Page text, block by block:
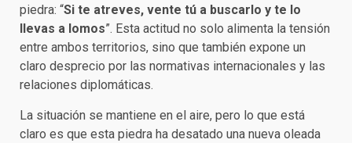
piedra: “Si te atreves, vente tú a buscarlo y te lo
llevas a lomos”. Esta actitud no solo alimenta la tensión
entre ambos territorios, sino que también expone un
claro desprecio por las normativas internacionales y las
relaciones diplomáticas.
La situación se mantiene en el aire, pero lo que está
claro es que esta piedra ha desatado una nueva oleada